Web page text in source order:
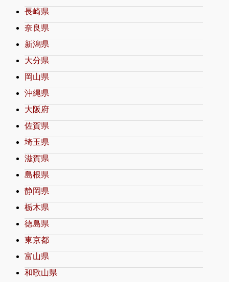
長崎県
奈良県
新潟県
大分県
岡山県
沖縄県
大阪府
佐賀県
埼玉県
滋賀県
島根県
静岡県
栃木県
徳島県
東京都
富山県
和歌山県